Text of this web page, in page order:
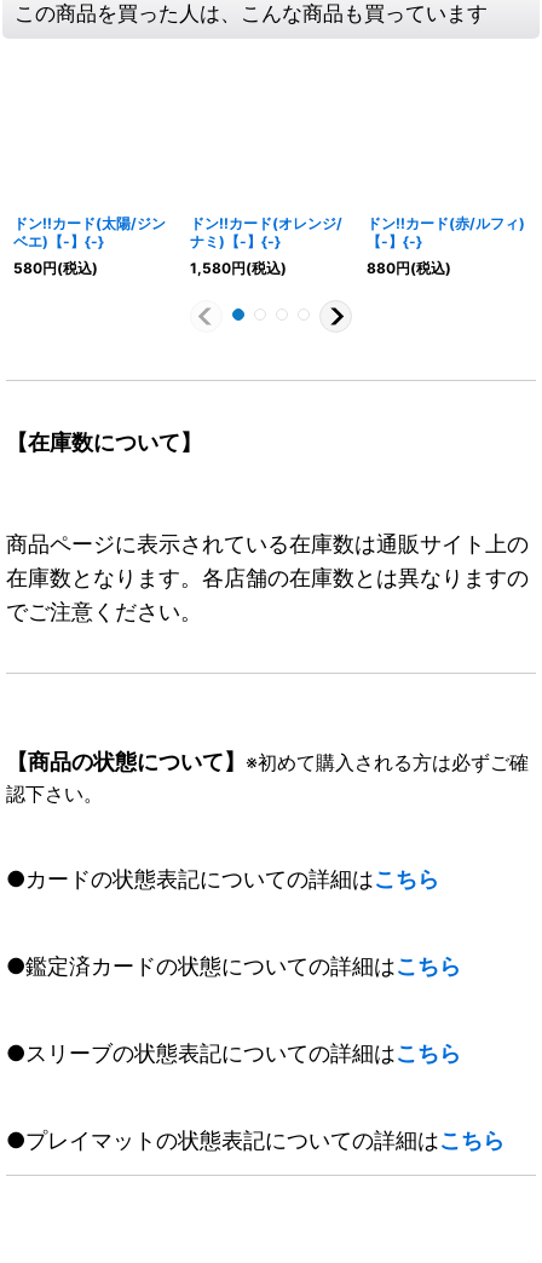
この商品を買った人は、こんな商品も買っています
ドン!!カード(太陽/ジン
ベエ)【-】{-}
580円(税込)
ドン!!カード(オレンジ/
ナミ)【-】{-}
1,580円(税込)
ドン!!カード(赤/ルフィ)
【-】{-}
880円(税込)
【在庫数について】
商品ページに表示されている在庫数は通販サイト上の
在庫数となります。各店舗の在庫数とは異なりますの
でご注意ください。
【商品の状態について】 ※初めて購入される方は必ずご確
認下さい。
●カードの状態表記についての詳細はこちら
●鑑定済カードの状態についての詳細はこちら
●スリーブの状態表記についての詳細はこちら
●プレイマットの状態表記についての詳細はこちら